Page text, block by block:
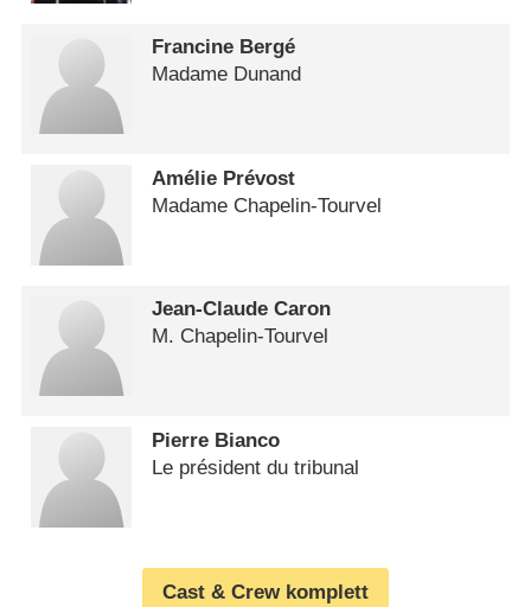
Francine Bergé
Madame Dunand
Amélie Prévost
Madame Chapelin-Tourvel
Jean-Claude Caron
M. Chapelin-Tourvel
Pierre Bianco
Le président du tribunal
Cast & Crew komplett